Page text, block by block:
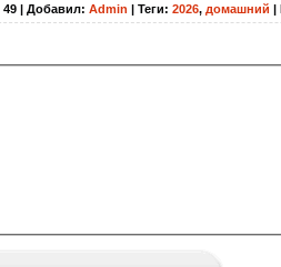
49| Добавил: Admin Теги: 2026, домашний